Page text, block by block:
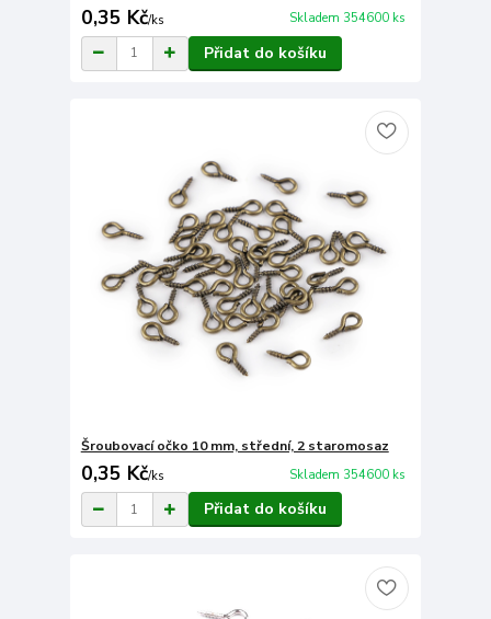
0,35 Kč/ks Skladem 354600 ks
Přidat do košíku
Šroubovací očko 10 mm, střední, 2 staromosaz
0,35 Kč/ks Skladem 354600 ks
Přidat do košíku